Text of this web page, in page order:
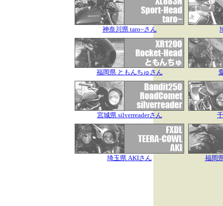
神奈川県 taro~さん
福岡県 ともんちゅさん
宮城県 silverreaderさん
埼玉県 AKIさん 福岡